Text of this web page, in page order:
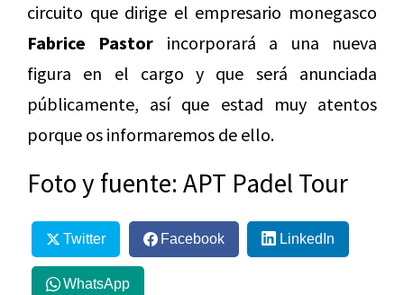
circuito que dirige el empresario monegasco
Fabrice Pastor incorporará a una nueva
figura en el cargo y que será anunciada
públicamente, así que estad muy atentos
porque os informaremos de ello.
Foto y fuente: APT Padel Tour
Twitter Facebook LinkedIn
WhatsApp